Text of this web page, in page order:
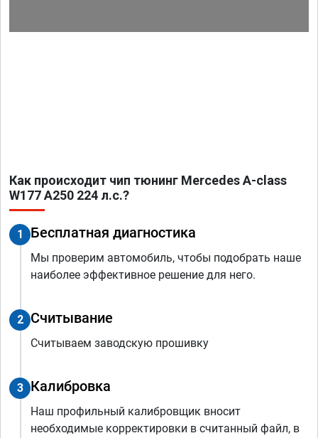
Как происходит чип тюнинг Mercedes A-class
W177 A250 224 л.с.?
1 Бесплатная диагностика
Мы проверим автомобиль, чтобы подобрать наше
наиболее эффективное решение для него.
2 Считывание
Считываем заводскую прошивку
3 Калибровка
Наш профильный калибровщик вносит
необходимые корректировки в считанный файл, в